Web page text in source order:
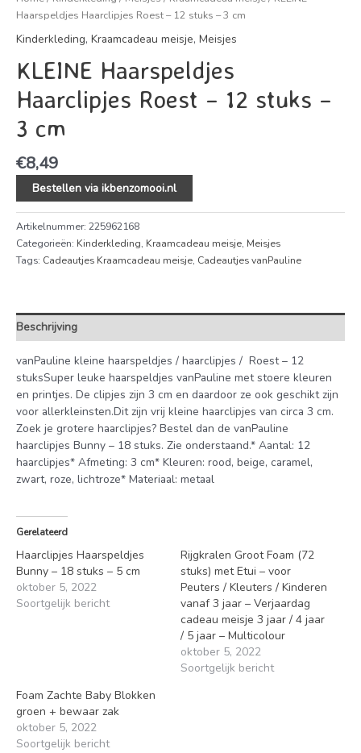
Haarspeldjes Haarclipjes Roest – 12 stuks – 3 cm
Kinderkleding, Kraamcadeau meisje, Meisjes
KLEINE Haarspeldjes
Haarclipjes Roest – 12 stuks –
3 cm
€8,49
Bestellen via ikbenzomooi.nl
Artikelnummer: 225962168
Categorieën: Kinderkleding, Kraamcadeau meisje, Meisjes
Tags: Cadeautjes Kraamcadeau meisje, Cadeautjes vanPauline
Beschrijving
vanPauline kleine haarspeldjes / haarclipjes / Roest – 12
stuksSuper leuke haarspeldjes vanPauline met stoere kleuren
en printjes. De clipjes zijn 3 cm en daardoor ze ook geschikt zijn
voor allerkleinsten.Dit zijn vrij kleine haarclipjes van circa 3 cm.
Zoek je grotere haarclipjes? Bestel dan de vanPauline
haarclipjes Bunny – 18 stuks. Zie onderstaand.* Aantal: 12
haarclipjes* Afmeting: 3 cm* Kleuren: rood, beige, caramel,
zwart, roze, lichtroze* Materiaal: metaal
Gerelateerd
Haarclipjes Haarspeldjes
Bunny – 18 stuks – 5 cm
oktober 5, 2022
Soortgelijk bericht
Rijgkralen Groot Foam (72
stuks) met Etui – voor
Peuters / Kleuters / Kinderen
vanaf 3 jaar – Verjaardag
cadeau meisje 3 jaar / 4 jaar
/ 5 jaar – Multicolour
oktober 5, 2022
Soortgelijk bericht
Foam Zachte Baby Blokken
groen + bewaar zak
oktober 5, 2022
Soortgelijk bericht